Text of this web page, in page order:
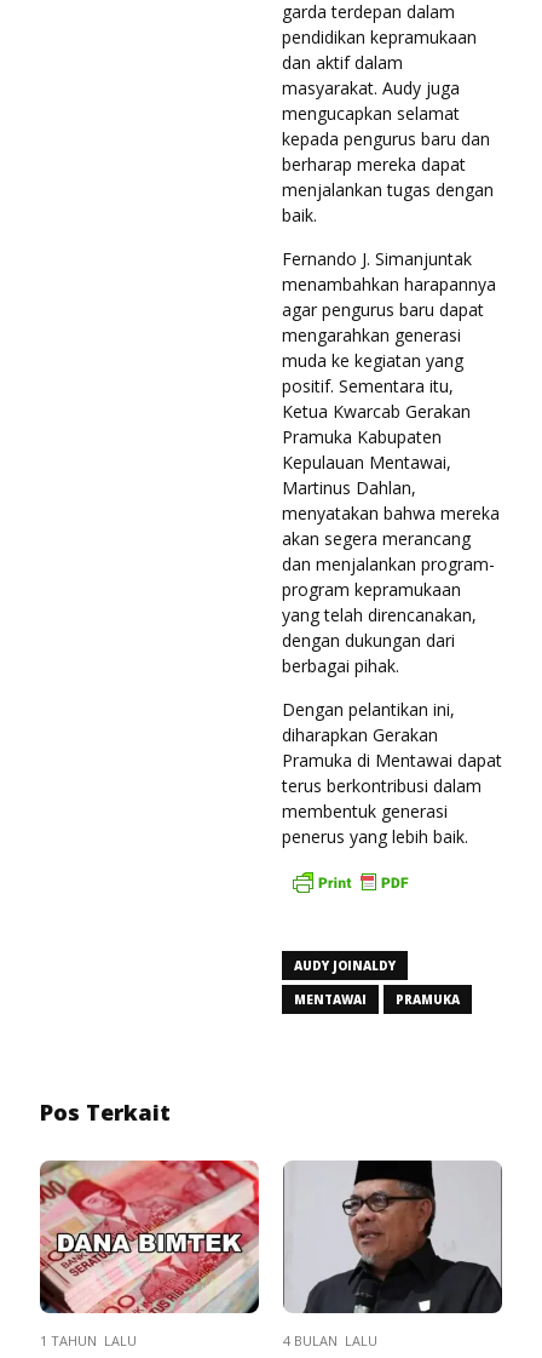
garda terdepan dalam
pendidikan kepramukaan
dan aktif dalam
masyarakat. Audy juga
mengucapkan selamat
kepada pengurus baru dan
berharap mereka dapat
menjalankan tugas dengan
baik.
Fernando J. Simanjuntak
menambahkan harapannya
agar pengurus baru dapat
mengarahkan generasi
muda ke kegiatan yang
positif. Sementara itu,
Ketua Kwarcab Gerakan
Pramuka Kabupaten
Kepulauan Mentawai,
Martinus Dahlan,
menyatakan bahwa mereka
akan segera merancang
dan menjalankan program-
program kepramukaan
yang telah direncanakan,
dengan dukungan dari
berbagai pihak.
Dengan pelantikan ini,
diharapkan Gerakan
Pramuka di Mentawai dapat
terus berkontribusi dalam
membentuk generasi
penerus yang lebih baik.
AUDY JOINALDY
MENTAWAI
PRAMUKA
Pos Terkait
1 TAHUN LALU 4 BULAN LALU